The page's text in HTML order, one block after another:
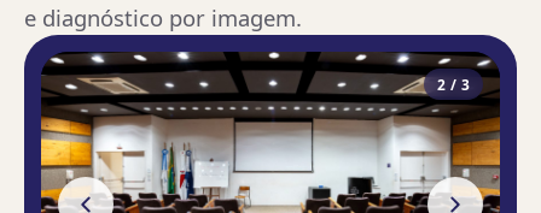
e diagnóstico por imagem.
2 / 3